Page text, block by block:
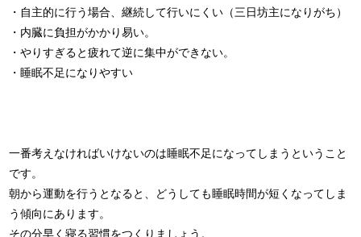
・自主的に行う場合、継続して行いにくい（三日坊主になりがち）
・内臓に負担がかかり易い。
・やりすぎると疲れて逆に集中ができない。
・睡眠不足になりやすい
一番考えなければいけないのは睡眠不足になってしまうということ
です。
朝から運動を行うとなると、どうしても睡眠時間が短くなってしま
う傾向にあります。
その分早く寝る習慣をつくりましょう。